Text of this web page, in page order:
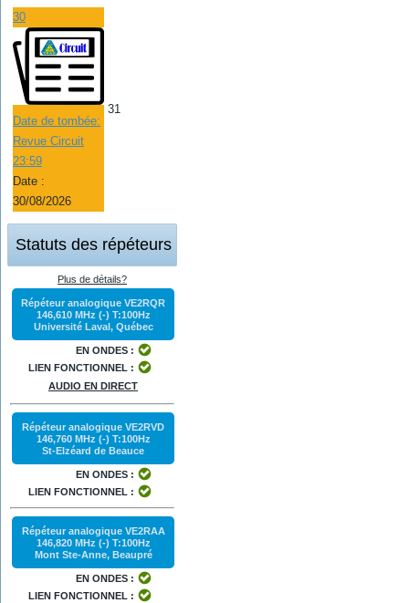
30
Date de tombée:
Revue Circuit
23:59
Date :
30/08/2026
31
Statuts des répéteurs
Plus de détails?
Répéteur analogique VE2RQR
146,610 MHz (-) T:100Hz
Université Laval, Québec
EN ONDES :
LIEN FONCTIONNEL :
AUDIO EN DIRECT
Répéteur analogique VE2RVD
146,760 MHz (-) T:100Hz
St-Elzéard de Beauce
EN ONDES :
LIEN FONCTIONNEL :
Répéteur analogique VE2RAA
146,820 MHz (-) T:100Hz
Mont Ste-Anne, Beaupré
EN ONDES :
LIEN FONCTIONNEL :